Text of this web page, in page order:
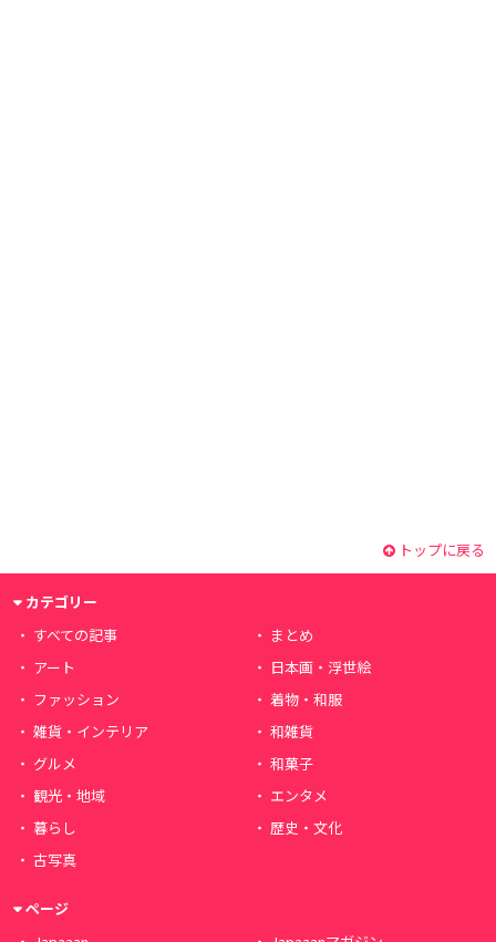
トップに戻る
カテゴリー
すべての記事
まとめ
アート
日本画・浮世絵
ファッション
着物・和服
雑貨・インテリア
和雑貨
グルメ
和菓子
観光・地域
エンタメ
暮らし
歴史・文化
古写真
ページ